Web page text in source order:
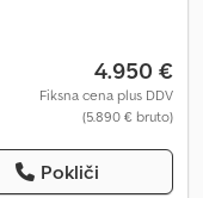
4.950 €
Fiksna cena plus DDV
(5.890 € bruto)
Pokliči